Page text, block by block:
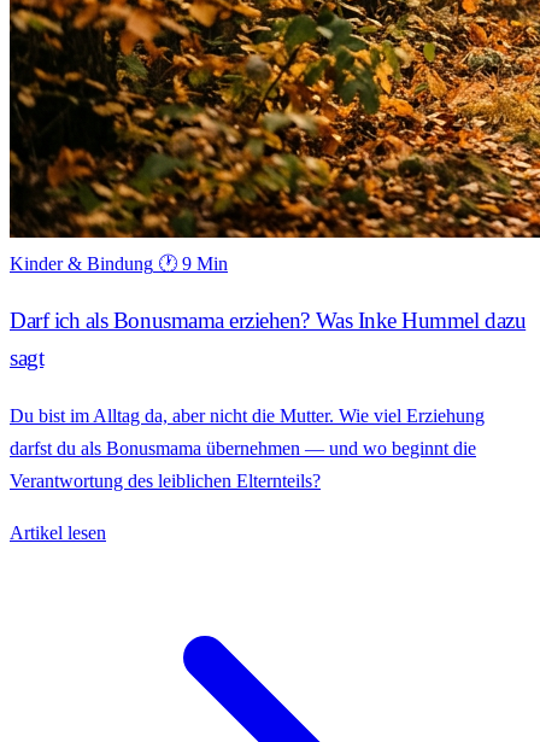
Kinder & Bindung 🕐 9 Min
Darf ich als Bonusmama erziehen? Was Inke Hummel dazu
sagt
Du bist im Alltag da, aber nicht die Mutter. Wie viel Erziehung
darfst du als Bonusmama übernehmen — und wo beginnt die
Verantwortung des leiblichen Elternteils?
Artikel lesen